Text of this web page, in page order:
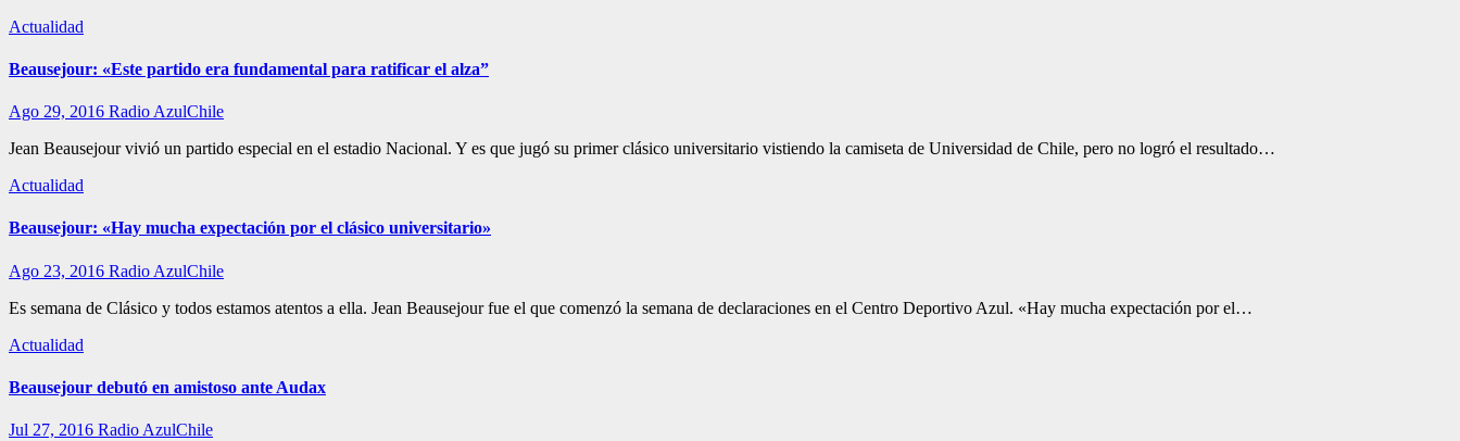
Actualidad
Beausejour: «Este partido era fundamental para ratificar el alza”
Ago 29, 2016 Radio AzulChile
Jean Beausejour vivió un partido especial en el estadio Nacional. Y es que jugó su primer clásico universitario vistiendo la camiseta de Universidad de Chile, pero no logró el resultado…
Actualidad
Beausejour: «Hay mucha expectación por el clásico universitario»
Ago 23, 2016 Radio AzulChile
Es semana de Clásico y todos estamos atentos a ella. Jean Beausejour fue el que comenzó la semana de declaraciones en el Centro Deportivo Azul. «Hay mucha expectación por el…
Actualidad
Beausejour debutó en amistoso ante Audax
Jul 27, 2016 Radio AzulChile